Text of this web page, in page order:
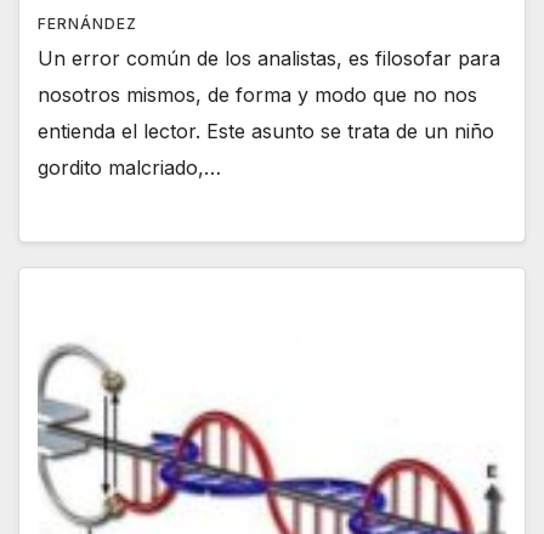
FERNÁNDEZ
Un error común de los analistas, es filosofar para
nosotros mismos, de forma y modo que no nos
entienda el lector. Este asunto se trata de un niño
gordito malcriado,…